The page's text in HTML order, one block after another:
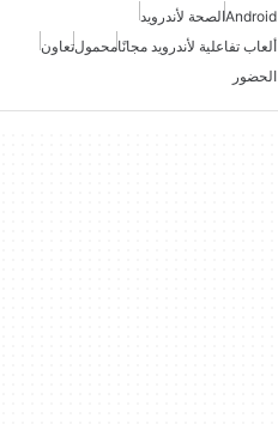
Androidالصحة لأندرويد
ألعاب تفاعلية لأندرويد مجانًامحمولتعاون
الحضور